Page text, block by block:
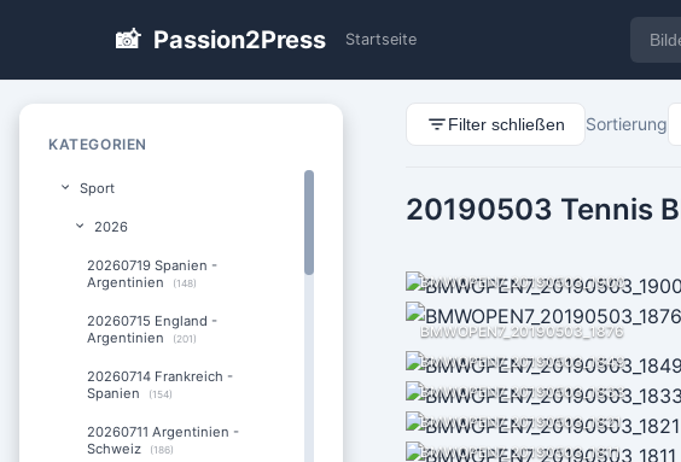
📸 Passion2Press Startseite
KATEGORIEN
Sport
2026
20260719 Spanien -
Argentinien
(148)
20260715 England -
Argentinien
(201)
20260714 Frankreich -
Spanien
(154)
20260711 Argentinien -
Schweiz
(186)
Filter schließen Sortierung
20190503 Tennis
BMWOPEN7_20190503_1900
BMWOPEN7_20190503_1876
BMWOPEN7_20190503_1849
BMWOPEN7_20190503_1833
BMWOPEN7_20190503_1821
BMWOPEN7_20190503_1811